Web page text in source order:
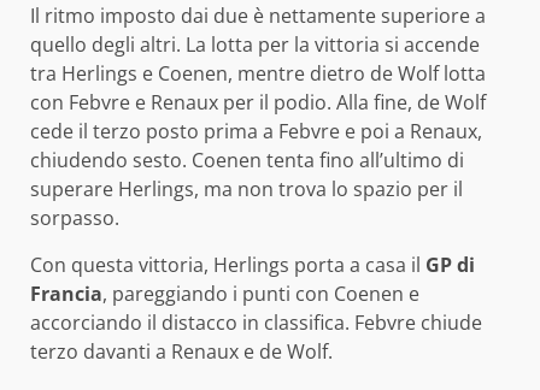
Il ritmo imposto dai due è nettamente superiore a
quello degli altri. La lotta per la vittoria si accende
tra Herlings e Coenen, mentre dietro de Wolf lotta
con Febvre e Renaux per il podio. Alla fine, de Wolf
cede il terzo posto prima a Febvre e poi a Renaux,
chiudendo sesto. Coenen tenta fino all’ultimo di
superare Herlings, ma non trova lo spazio per il
sorpasso.
Con questa vittoria, Herlings porta a casa il GP di
Francia, pareggiando i punti con Coenen e
accorciando il distacco in classifica. Febvre chiude
terzo davanti a Renaux e de Wolf.